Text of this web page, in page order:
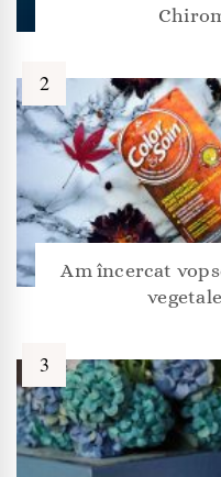
Am încercat